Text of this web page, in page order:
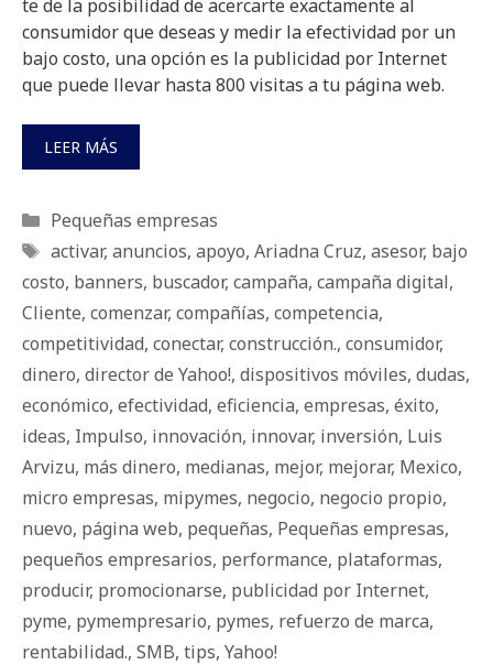
te de la posibilidad de acercarte exactamente al
consumidor que deseas y medir la efectividad por un
bajo costo, una opción es la publicidad por Internet
que puede llevar hasta 800 visitas a tu página web.
LEER MÁS
Categorías
Pequeñas empresas
Etiquetas
activar, anuncios, apoyo, Ariadna Cruz, asesor, bajo
costo, banners, buscador, campaña, campaña digital,
Cliente, comenzar, compañías, competencia,
competitividad, conectar, construcción., consumidor,
dinero, director de Yahoo!, dispositivos móviles, dudas,
económico, efectividad, eficiencia, empresas, éxito,
ideas, Impulso, innovación, innovar, inversión, Luis
Arvizu, más dinero, medianas, mejor, mejorar, Mexico,
micro empresas, mipymes, negocio, negocio propio,
nuevo, página web, pequeñas, Pequeñas empresas,
pequeños empresarios, performance, plataformas,
producir, promocionarse, publicidad por Internet,
pyme, pymempresario, pymes, refuerzo de marca,
rentabilidad., SMB, tips, Yahoo!